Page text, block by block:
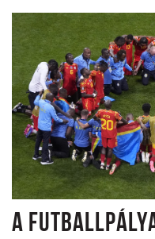
A